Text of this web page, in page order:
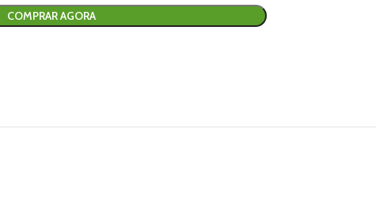
COMPRAR AGORA